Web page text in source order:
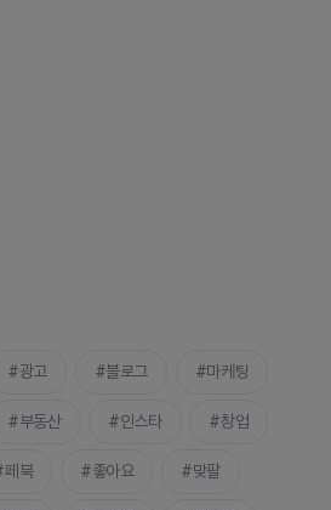
광고 블로그 마케팅
부동산 인스타 창업
페북 좋아요 맞팔